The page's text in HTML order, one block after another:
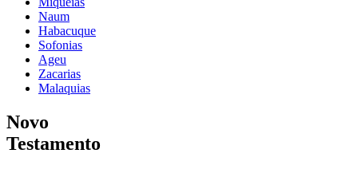
Naum
Habacuque
Sofonias
Ageu
Zacarias
Malaquias
Novo
Testamento